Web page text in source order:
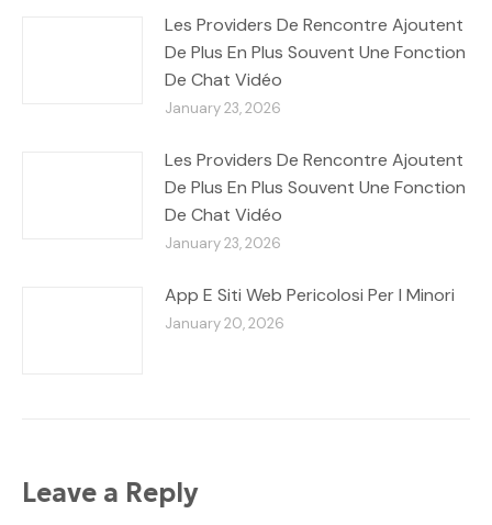
Les Providers De Rencontre Ajoutent
De Plus En Plus Souvent Une Fonction
De Chat Vidéo
January 23, 2026
Les Providers De Rencontre Ajoutent
De Plus En Plus Souvent Une Fonction
De Chat Vidéo
January 23, 2026
App E Siti Web Pericolosi Per I Minori
January 20, 2026
Leave a Reply